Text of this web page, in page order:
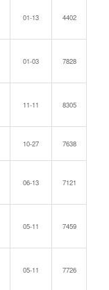
01-13 4402
01-03 7828
11-11 8305
10-27 7638
06-13 7121
05-11 7459
05-11 7726